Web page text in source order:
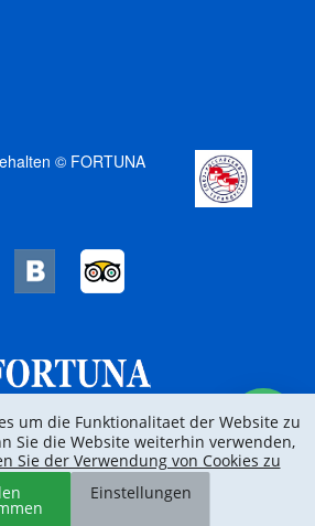
© FORTUNA
um die Funktionalitaet der Website zu
Sie die Website weiterhin verwenden,
Sie der Verwendung von Cookies zu
Einstellungen